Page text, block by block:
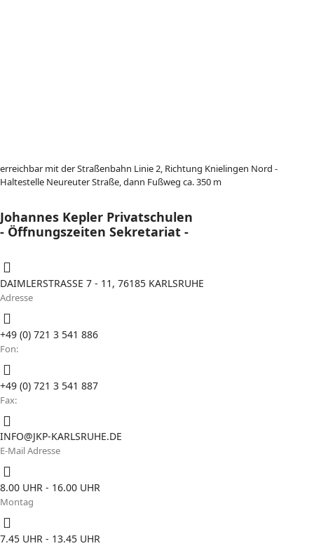
erreichbar mit der Straßenbahn Linie 2, Richtung Knielingen Nord -
Haltestelle Neureuter Straße, dann Fußweg ca. 350 m
Johannes Kepler Privatschulen
- Öffnungszeiten Sekretariat -
DAIMLERSTRASSE 7 - 11, 76185 KARLSRUHE
Adresse
+49 (0) 721 3 541 886
Fon:
+49 (0) 721 3 541 887
Fax:
INFO@JKP-KARLSRUHE.DE
E-Mail Adresse
8.00 UHR - 16.00 UHR
Montag
7.45 UHR - 13.45 UHR